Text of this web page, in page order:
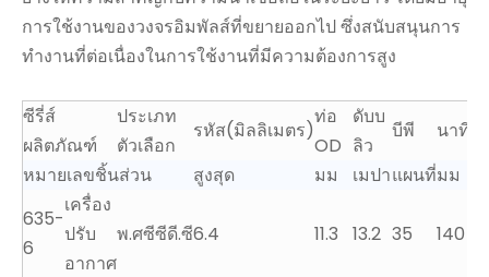
การใช้งานของวงจรอิมพัลส์ที่ขยายออกไป ซึ่งสนับสนุนการ
ทำงานที่ต่อเนื่องในการใช้งานที่มีความต้องการสูง
ซีรี่ส์
ผลิตภัณฑ์
ประเภท
ตัวเลือก
รหัส(มิลลิเมตร)
ท่อ
OD
ดับบ
ลิว
บีพี
นาที
หมายเลขชิ้นส่วน
สูงสุด มม เมปาแผนที่มม
635-
6
เครื่อง
ปรับ
อากาศ
พ.ศซีซีดี.ซี6.4 11.3 13.2 35 140